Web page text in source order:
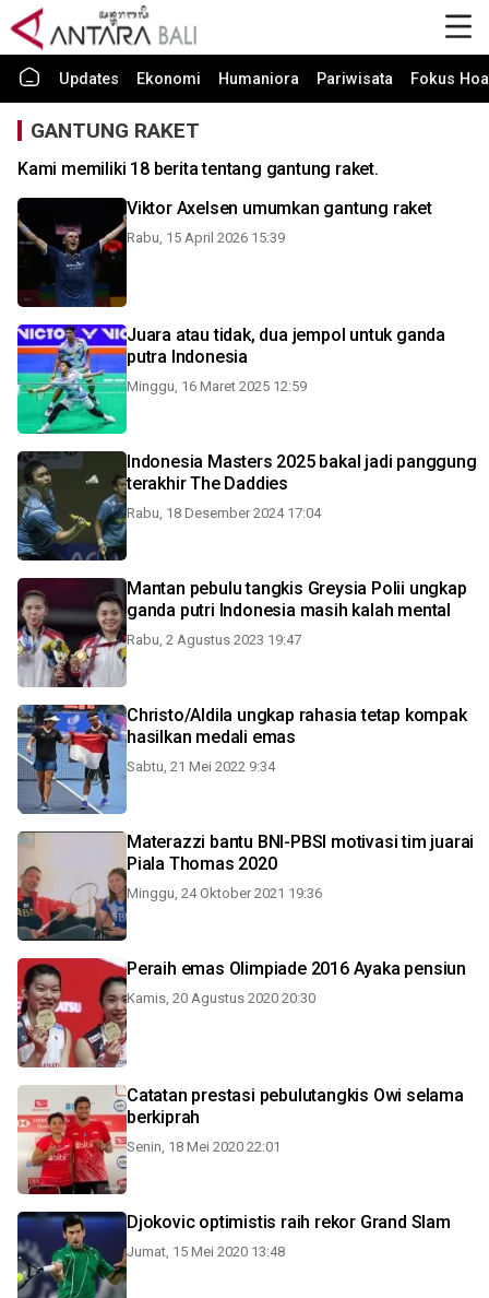
Updates Ekonomi Humaniora Pariwisata Fokus
GANTUNG RAKET
Kami memiliki 18 berita tentang gantung raket.
Viktor Axelsen umumkan gantung raket
Rabu, 15 April 2026 15:39
Juara atau tidak, dua jempol untuk ganda
putra Indonesia
Minggu, 16 Maret 2025 12:59
Indonesia Masters 2025 bakal jadi panggung
terakhir The Daddies
Rabu, 18 Desember 2024 17:04
Mantan pebulu tangkis Greysia Polii ungkap
ganda putri Indonesia masih kalah mental
Rabu, 2 Agustus 2023 19:47
Christo/Aldila ungkap rahasia tetap kompak
hasilkan medali emas
Sabtu, 21 Mei 2022 9:34
Materazzi bantu BNI-PBSI motivasi tim juarai
Piala Thomas 2020
Minggu, 24 Oktober 2021 19:36
Peraih emas Olimpiade 2016 Ayaka pensiun
Kamis, 20 Agustus 2020 20:30
Catatan prestasi pebulutangkis Owi selama
berkiprah
Senin, 18 Mei 2020 22:01
Djokovic optimistis raih rekor Grand Slam
Jumat, 15 Mei 2020 13:48